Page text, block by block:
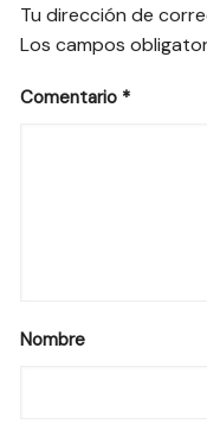
Tu dirección de
Los campos
Comentario *
Nombre